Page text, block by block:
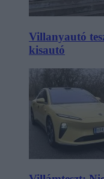
Villanyautó
kisautó